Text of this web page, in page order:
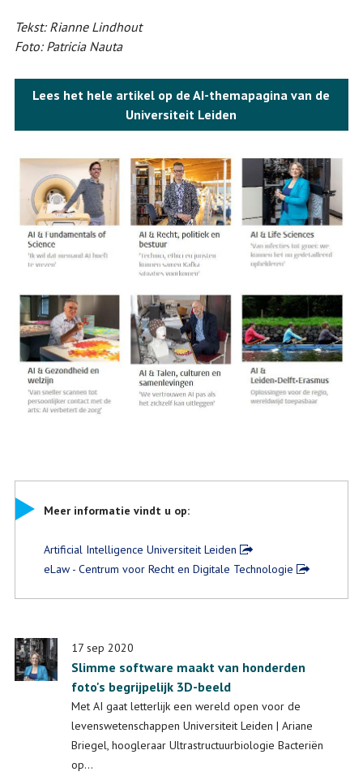
Tekst: Rianne Lindhout
Foto: Patricia Nauta
Lees het hele artikel op de AI-themapagina van de
Universiteit Leiden
Meer informatie vindt u op:
Artificial Intelligence Universiteit Leiden
eLaw - Centrum voor Recht en Digitale Technologie
17 sep 2020
Slimme software maakt van honderden
foto's begrijpelijk 3D-beeld
Met AI gaat letterlijk een wereld open voor de
levenswetenschappen Universiteit Leiden | Ariane
Briegel, hoogleraar Ultrastructuurbiologie Bacteriën
op…